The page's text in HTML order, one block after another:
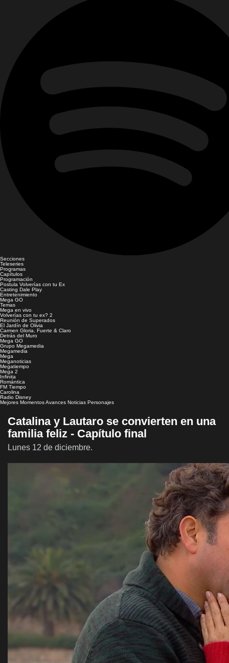
Secciones
Teleseries
Programas
Capítulos
Programación
Postula Volverías con tu Ex
Casting Dale Play
Entretenimiento
Mega GO
Temas
Mega en vivo
Volverías con tu ex? 2
Reunión de Superados
El Jardín de Olivia
Carmen Gloria, Fuerte & Claro
Detrás del Muro
Mega GO
Grupo Megamedia
Megamedia
Mega
Meganoticias
Megatiempo
Mega 2
Infinita
Romántica
FM Tiempo
Carolina
Radio Disney
Mejores MomentosAvances Noticias Personajes
Catalina y Lautaro se convierten en una
familia feliz - Capítulo final
Lunes 12 de diciembre.